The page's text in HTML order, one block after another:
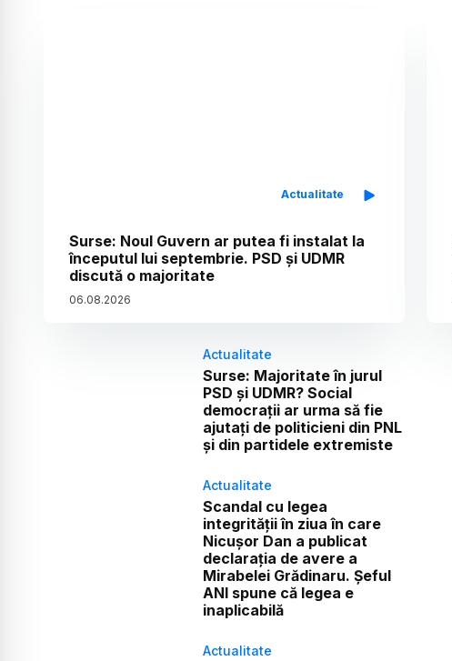
Actualitate
Surse: Noul Guvern ar putea fi instalat la
începutul lui septembrie. PSD și UDMR
discută o majoritate
06.08.2026
Actualitate
Surse: Majoritate în jurul
PSD și UDMR? Social
democrații ar urma să fie
ajutați de politicieni din PNL
și din partidele extremiste
Actualitate
Scandal cu legea
integrității în ziua în care
Nicușor Dan a publicat
declarația de avere a
Mirabelei Grădinaru. Șeful
ANI spune că legea e
inaplicabilă
Actualitate